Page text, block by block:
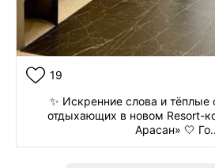
19
✨ Искренние слова и тёплые
отдыхающих в новом Resort-
Арасан» 🤍